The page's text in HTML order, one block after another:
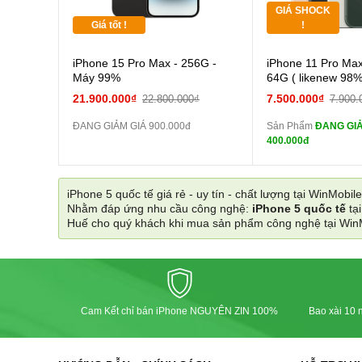
Giá tốt !
iPhone 15 Pro Max - 256G -
Máy 99%
21.900.000₫ 22.800.000₫
ĐANG GIẢM GIÁ 900.000đ
GIÁ SHOCK
!
màn
tai
Pin
các Phụ Kiện Khác
iPhone 11 Pro
64G ( likenew
7.500.000₫
Sản Phẩm ĐANG
400.000đ
iPhone 5 quốc tế giá rẻ - uy tín - chất lượng tại WinMobile.
Nhằm đáp ứng nhu cầu công nghệ: iPhone 5 quốc tế tại
Huế cho quý khách khi mua sản phẩm công nghệ tại
Cam Kết chỉ bán iPhone NGUYÊN ZIN 100%
Bao xài 10